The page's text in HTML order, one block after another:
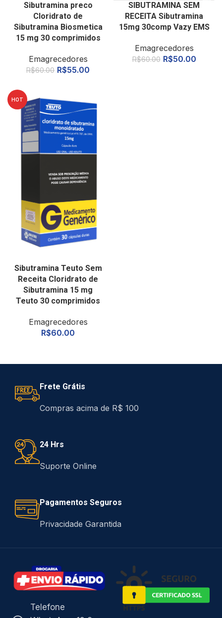
Sibutramina preco
Cloridrato de
Sibutramina Biosmetica
15 mg 30 comprimidos
Emagrecedores
R$60.00 R$55.00
SIBUTRAMINA SEM
RECEITA Sibutramina
15mg 30comp Vazy EMS
Emagrecedores
R$60.00 R$50.00
HOT
Sibutramina Teuto Sem
Receita Cloridrato de
Sibutramina 15 mg
Teuto 30 comprimidos
Emagrecedores
R$60.00
Frete Grátis
Compras acima de R$ 100
24 Hrs
Suporte Online
Pagamentos Seguros
Privacidade Garantida
Telefone